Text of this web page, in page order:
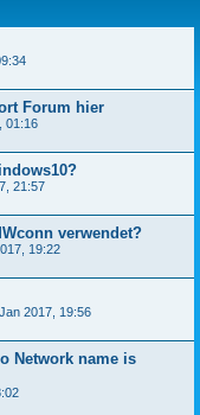
Forum hier
01:16
21:57
verwendet?
19:22
2017, 19:56
Network name is